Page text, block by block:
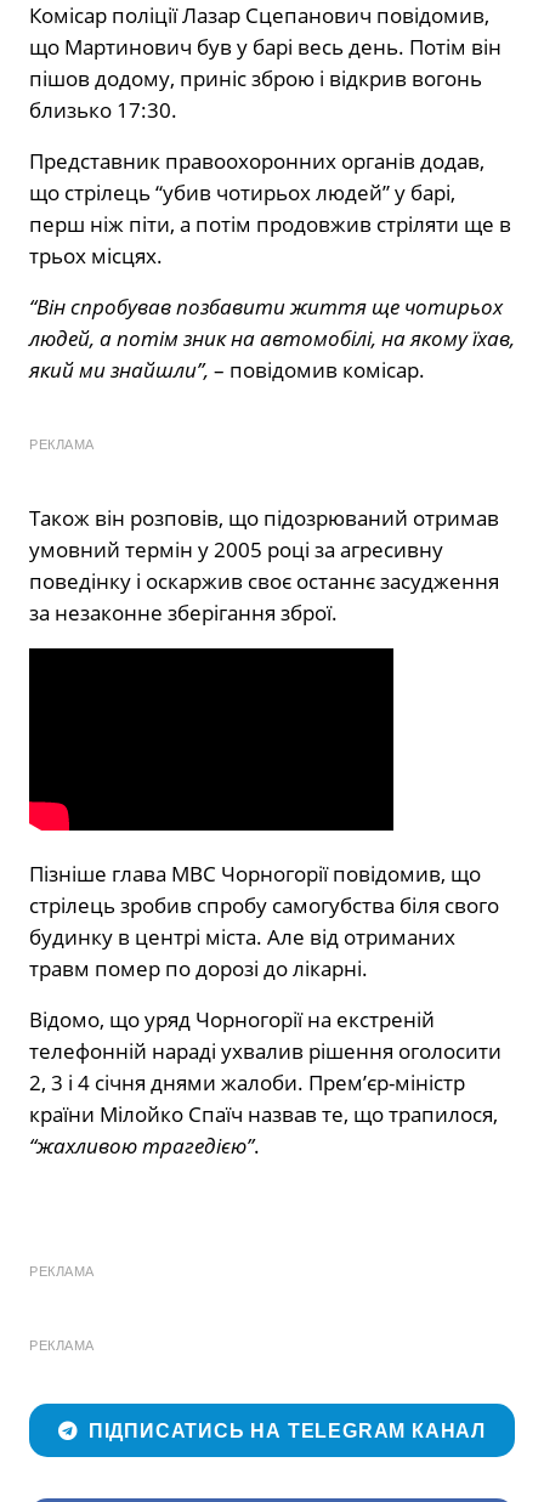
Комісар поліції Лазар Сцепанович повідомив,
що Мартинович був у барі весь день. Потім він
пішов додому, приніс зброю і відкрив вогонь
близько 17:30.
Представник правоохоронних органів додав,
що стрілець “убив чотирьох людей” у барі,
перш ніж піти, а потім продовжив стріляти ще в
трьох місцях.
“Він спробував позбавити життя ще чотирьох
людей, а потім зник на автомобілі, на якому їхав,
який ми знайшли”, – повідомив комісар.
РЕКЛАМА
Також він розповів, що підозрюваний отримав
умовний термін у 2005 році за агресивну
поведінку і оскаржив своє останнє засудження
за незаконне зберігання зброї.
Пізніше глава МВС Чорногорії повідомив, що
стрілець зробив спробу самогубства біля свого
будинку в центрі міста. Але від отриманих
травм помер по дорозі до лікарні.
Відомо, що уряд Чорногорії на екстреній
телефонній нараді ухвалив рішення оголосити
2, 3 і 4 січня днями жалоби. Прем’єр-міністр
країни Мілойко Спаїч назвав те, що трапилося,
“жахливою трагедією”.
РЕКЛАМА
РЕКЛАМА
ПІДПИСАТИСЬ НА TELEGRAM КАНАЛ